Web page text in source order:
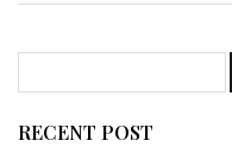
RECENT POST